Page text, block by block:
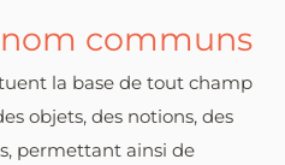
communs
la base de tout champ
objets, des notions, des
permettant ainsi de